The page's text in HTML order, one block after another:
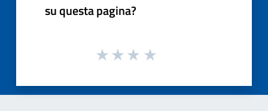
su questa pagina?